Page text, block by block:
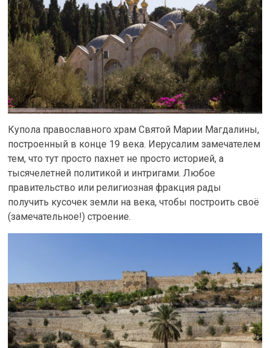
Купола православного храм Святой Марии Магдалины,
построенный в конце 19 века. Иерусалим замечателем
тем, что тут просто пахнет не просто историей, а
тысячелетней политикой и интригами. Любое
правительство или религиозная фракция рады
получить кусочек земли на века, чтобы построить своё
(замечательное!) строение.